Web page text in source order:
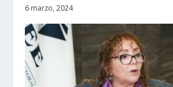
6 marzo, 2024